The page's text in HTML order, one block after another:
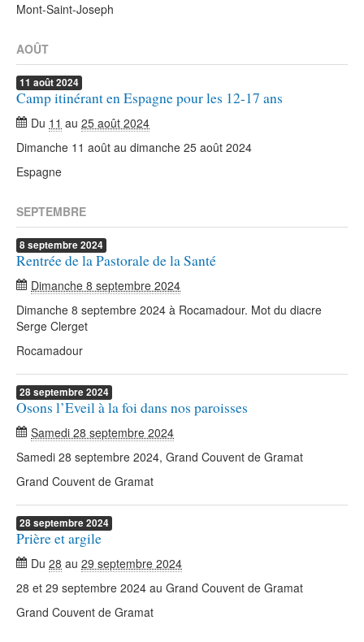
Mont-Saint-Joseph
AOÛT
11 août2024
Camp itinérant en Espagne pour les 12-17 ans
Du 11 au 25 août 2024
Dimanche 11 août au dimanche 25 août 2024
Espagne
SEPTEMBRE
8septembre2024
Rentrée de la Pastorale de la Santé
Dimanche 8 septembre 2024
Dimanche 8 septembre 2024 à Rocamadour. Mot du diacre
Serge Clerget
Rocamadour
28septembre2024
Osons l’Eveil à la foi dans nos paroisses
Samedi 28 septembre 2024
Samedi 28 septembre 2024, Grand Couvent de Gramat
Grand Couvent de Gramat
28septembre2024
Prière et argile
Du 28 au 29 septembre 2024
28 et 29 septembre 2024 au Grand Couvent de Gramat
Grand Couvent de Gramat